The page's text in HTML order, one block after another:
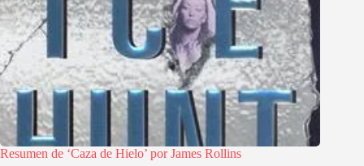
Resumen de ‘Caza de Hielo’ por James Rollins